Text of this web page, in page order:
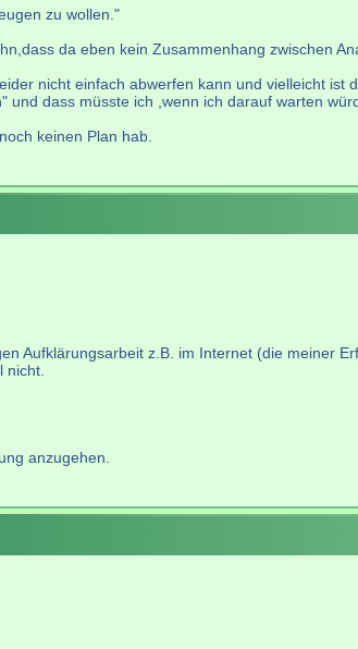
zu wollen."
da eben kein Zusammenhang zwischen
nicht einfach abwerfen kann und vielleicht ist
dass müsste ich ,wenn ich darauf warten
keinen Plan hab.
Aufklärungsarbeit z.B. im Internet (die meiner
nicht.
anzugehen.